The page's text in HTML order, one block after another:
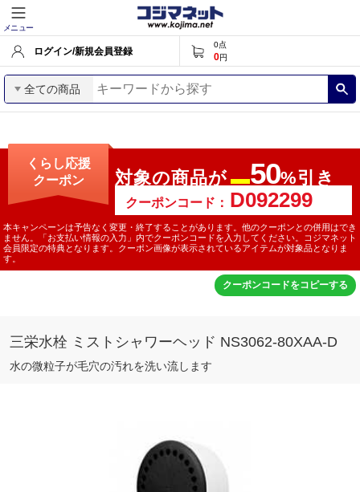
メニュー
ログイン/新規会員登録
0点
0円
全ての商品
くらし応援
クーポン
対象の商品が 50%引き
クーポンコード：
本キャンペーンは予告なく変更・終了することがあります。他のクーポンとの併用はでき
ません。「お支払い情報の入力」内でクーポンコードを入力してください。コジマネット
会員限定の特典となります。クーポン画像が表示されているアイテムが対象品となりま
す。
クーポンコードをコピーする
三栄水栓 ミストシャワーヘッド NS3062-80XAA-D
水の微粒子が毛穴の汚れを洗い流します